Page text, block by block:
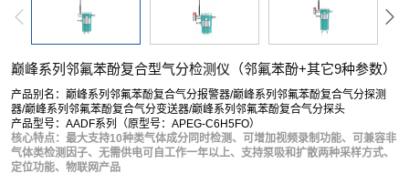
巅峰系列邻氟苯酚复合型气分检测仪（邻氟苯酚+其它9种参数）
产品别名：巅峰系列邻氟苯酚复合气分报警器/巅峰系列邻氟苯酚复合气分探测
器/巅峰系列邻氟苯酚复合气分变送器/巅峰系列邻氟苯酚复合气分探头
产品型号：AADF系列（原型号：APEG-C6H5FO）
核心特点：最大支持10种类气体成分同时检测、可增加视频录制功能、可兼容非
气体类检测因子、无需供电可自工作一年以上、支持泵吸和扩散两种采样方式、
定位功能、物联网产品